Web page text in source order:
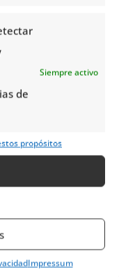
de
Siempre activo
propósitos
Impressum
365 en